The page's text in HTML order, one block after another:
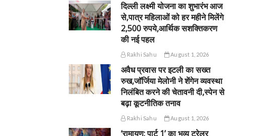
दिल्ली लक्ष्मी योजना का शुभारंभ आज
से,पात्र महिलाओं को हर महीने मिलेंगे
2,500 रुपये,आर्थिक सशक्तिकरण
की नई पहल
Rakhi Sahu August 1, 2026
अवैध प्रवास पर इटली का सख्त
रुख,जॉर्जिया मेलोनी ने शेंगेन व्यवस्था
निलंबित करने की चेतावनी दी,स्पेन से
बढ़ा कूटनीतिक तनाव
Rakhi Sahu August 1, 2026
‘रामायण: पार्ट 1’ का भव्य ट्रेलर